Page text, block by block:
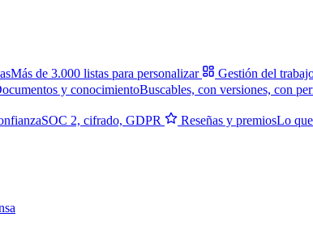
Más de 3.000 listas para personalizar Gestión del
y conocimientoBuscables, con versiones, con
SOC 2, cifrado, GDPR Reseñas y premiosLo